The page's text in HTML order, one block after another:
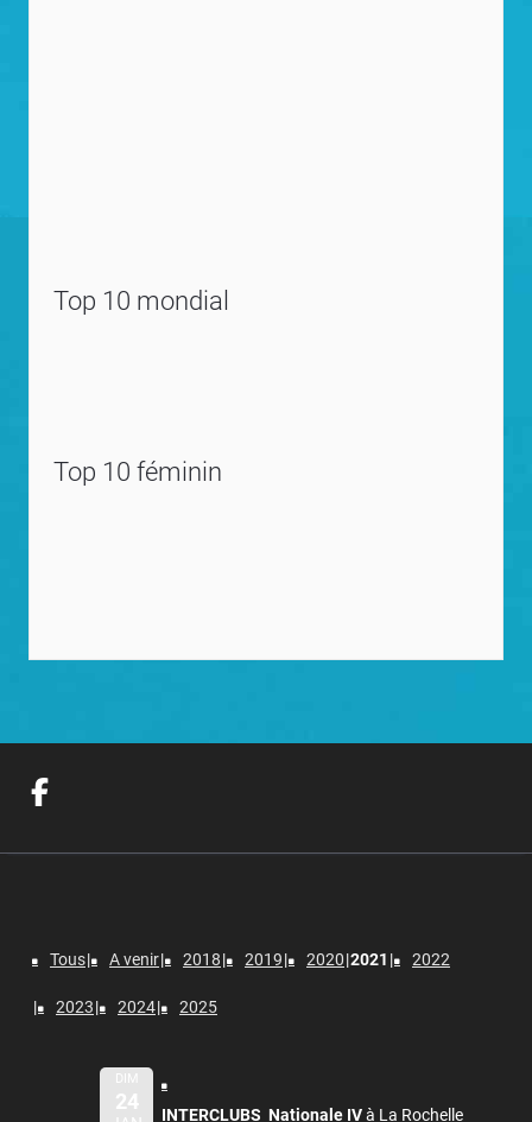
Top 10 mondial
Top 10 féminin
Tous A venir 2018 2019 2020 2021 2022
2023 2024 2025
DIM
24
INTERCLUBS Nationale IVà La Rochelle